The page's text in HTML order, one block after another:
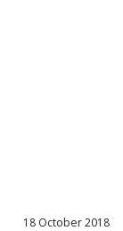
18 October 2018